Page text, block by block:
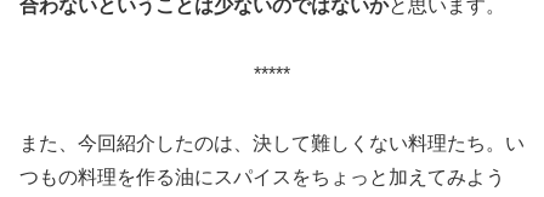
合わないということは少ないのではないかと思います。
*****
また、今回紹介したのは、決して難しくない料理たち。い
つもの料理を作る油にスパイスをちょっと加えてみよう